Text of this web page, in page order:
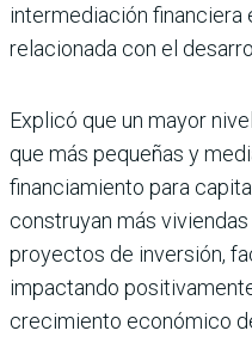
intermediación
relacionada con el
Explicó que un mayor
que más pequeñas y
financiamiento para
construyan más
proyectos de inversión,
impactando
crecimiento económico